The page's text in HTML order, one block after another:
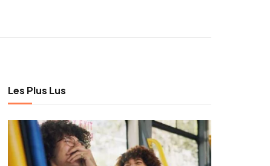
Les Plus Lus